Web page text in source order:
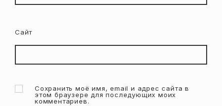
Сайт
Сохранить моё имя, email и адрес сайта в
этом браузере для последующих моих
комментариев.